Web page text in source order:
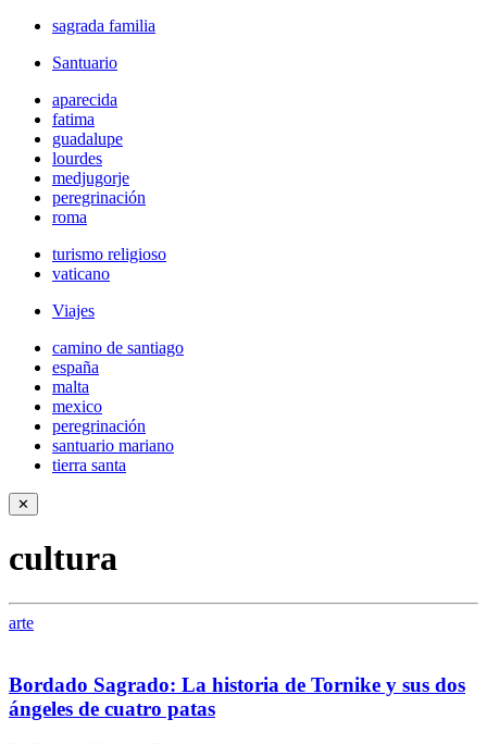
sagrada familia
Santuario
aparecida
fatima
guadalupe
lourdes
medjugorje
peregrinación
roma
turismo religioso
vaticano
Viajes
camino de santiago
españa
malta
mexico
peregrinación
santuario mariano
tierra santa
✕
cultura
arte
Bordado Sagrado: La historia de Tornike y sus dos
ángeles de cuatro patas